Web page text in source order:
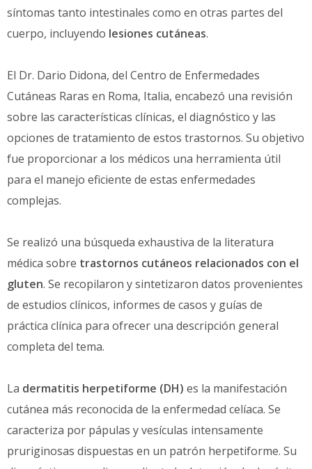
síntomas tanto intestinales como en otras partes del
cuerpo, incluyendo lesiones cutáneas.
El Dr. Dario Didona, del Centro de Enfermedades
Cutáneas Raras en Roma, Italia, encabezó una revisión
sobre las características clínicas, el diagnóstico y las
opciones de tratamiento de estos trastornos. Su objetivo
fue proporcionar a los médicos una herramienta útil
para el manejo eficiente de estas enfermedades
complejas.
Se realizó una búsqueda exhaustiva de la literatura
médica sobre trastornos cutáneos relacionados con el
gluten. Se recopilaron y sintetizaron datos provenientes
de estudios clínicos, informes de casos y guías de
práctica clínica para ofrecer una descripción general
completa del tema.
La dermatitis herpetiforme (DH) es la manifestación
cutánea más reconocida de la enfermedad celíaca. Se
caracteriza por pápulas y vesículas intensamente
pruriginosas dispuestas en un patrón herpetiforme. Su